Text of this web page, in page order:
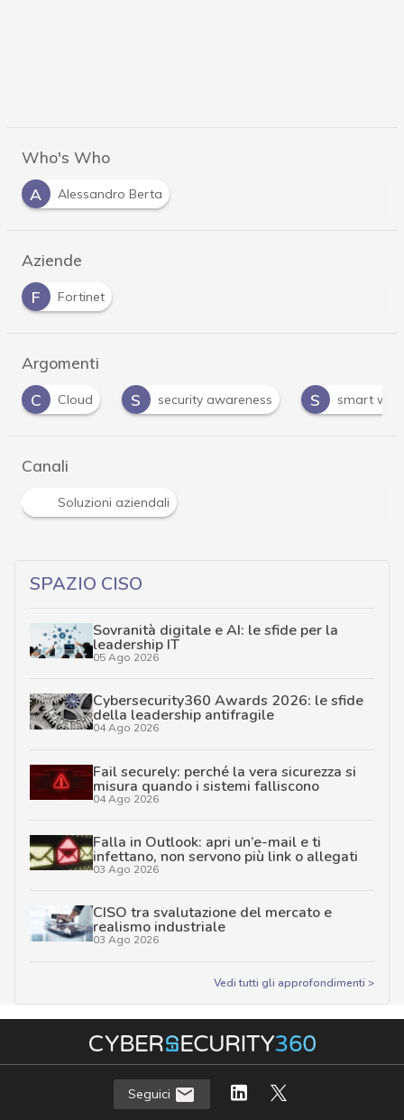
Who's Who
A
Alessandro Berta
Aziende
F
Fortinet
Argomenti
C
Cloud S security awareness S smart
Canali
Soluzioni aziendali
SPAZIO CISO
Sovranità digitale e AI: le sfide per la
leadership IT
05 Ago 2026
Cybersecurity360 Awards 2026: le sfide
della leadership antifragile
04 Ago 2026
Fail securely: perché la vera sicurezza si
misura quando i sistemi falliscono
04 Ago 2026
Falla in Outlook: apri un’e-mail e ti
infettano, non servono più link o allegati
03 Ago 2026
CISO tra svalutazione del mercato e
realismo industriale
03 Ago 2026
Vedi tutti gli approfondimenti >
Seguici